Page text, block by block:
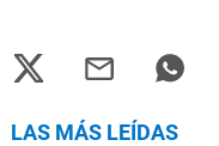
LAS MÁS LEÍDAS